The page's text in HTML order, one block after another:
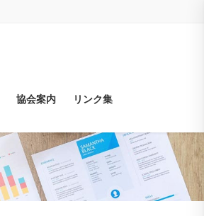
協会案内 リンク集